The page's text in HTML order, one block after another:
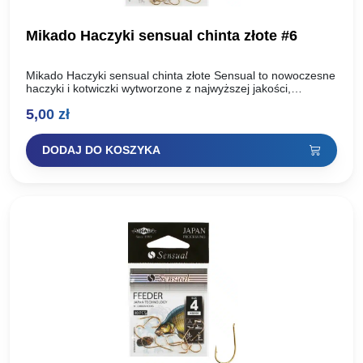
Mikado Haczyki sensual chinta złote #6
Mikado Haczyki sensual chinta złote Sensual to nowoczesne
haczyki i kotwiczki wytworzone z najwyższej jakości,
technologii ostrzenia: Mechanicznej oraz…
5,00 zł
DODAJ DO KOSZYKA